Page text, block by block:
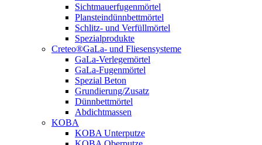
Sichtmauerfugenmörtel
Plansteindünnbettmörtel
Schlitz- und Verfüllmörtel
Spezialprodukte
Creteo®GaLa- und Fliesensysteme
GaLa-Verlegemörtel
GaLa-Fugenmörtel
Spezial Beton
Grundierung/Zusatz
Dünnbettmörtel
Abdichtmassen
KOBA
KOBA Unterputze